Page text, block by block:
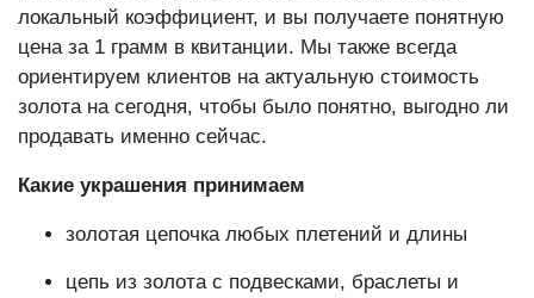
локальный коэффициент, и вы получаете понятную
цена за 1 грамм в квитанции. Мы также всегда
ориентируем клиентов на актуальную стоимость
золота на сегодня, чтобы было понятно, выгодно ли
продавать именно сейчас.
Какие украшения принимаем
золотая цепочка любых плетений и длины
цепь из золота с подвесками, браслеты и